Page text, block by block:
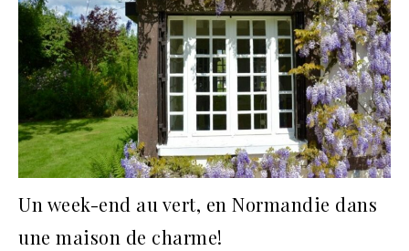
Un week-end au vert, en Normandie dans
une maison de charme!